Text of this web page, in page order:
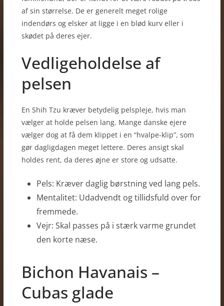
af sin størrelse. De er generelt meget rolige
indendørs og elsker at ligge i en blød kurv eller i
skødet på deres ejer.
Vedligeholdelse af
pelsen
En Shih Tzu kræver betydelig pelspleje, hvis man
vælger at holde pelsen lang. Mange danske ejere
vælger dog at få dem klippet i en “hvalpe-klip”, som
gør dagligdagen meget lettere. Deres ansigt skal
holdes rent, da deres øjne er store og udsatte.
Pels: Kræver daglig børstning ved lang pels.
Mentalitet: Udadvendt og tillidsfuld over for
fremmede.
Vejr: Skal passes på i stærk varme grundet
den korte næse.
Bichon Havanais –
Cubas glade